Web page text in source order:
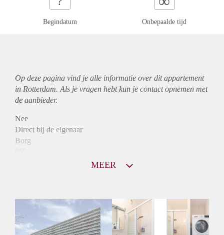
Begindatum Onbepaalde tijd
Op deze pagina vind je alle informatie over ditappartement
in Rotterdam. Als je vragen hebt kun je contact opnemen met
de aanbieder.
Nee
Direct bij de eigenaar
Borg
Inkomen eis
N.V.T.
Huurtermijn
MEER